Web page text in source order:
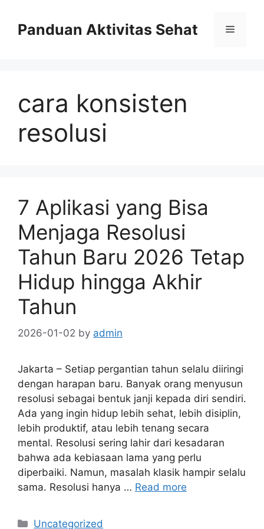
contentPanduan Aktivitas Sehat Menu
cara konsisten
resolusi
7 Aplikasi yang Bisa
Menjaga Resolusi
Tahun Baru 2026 Tetap
Hidup hingga Akhir
Tahun
2026-01-02 by admin
Jakarta – Setiap pergantian tahun selalu diiringi
dengan harapan baru. Banyak orang menyusun
resolusi sebagai bentuk janji kepada diri sendiri.
Ada yang ingin hidup lebih sehat, lebih disiplin,
lebih produktif, atau lebih tenang secara
mental. Resolusi sering lahir dari kesadaran
bahwa ada kebiasaan lama yang perlu
diperbaiki. Namun, masalah klasik hampir selalu
sama. Resolusi hanya … Read more
C
Uncategorized